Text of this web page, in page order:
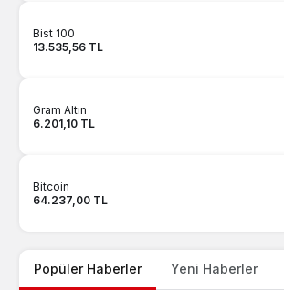
Bist 100
13.535,56 TL
Gram Altın
6.201,10 TL
Bitcoin
64.237,00 TL
Popüler Haberler Yeni Haberler